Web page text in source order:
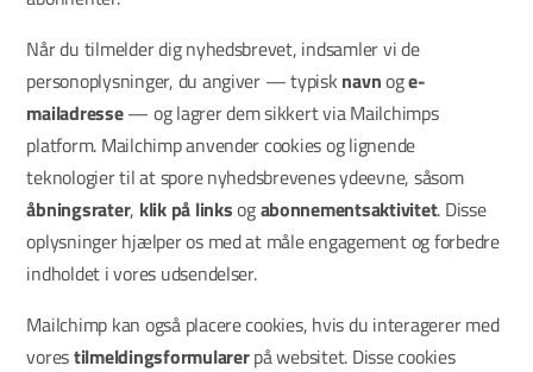
Når du tilmelder dig nyhedsbrevet, indsamler vi de
personoplysninger, du angiver — typisk navnoge-
mailadresse— og lagrer dem sikkert via Mailchimps
platform. Mailchimp anvender cookies og lignende
teknologier til at spore nyhedsbrevenes ydeevne, såsom
åbningsrater, klik på linksogabonnementsaktivitet. Disse
oplysninger hjælper os med at måle engagement og forbedre
indholdet i vores udsendelser.
Mailchimp kan også placere cookies, hvis du interagerer med
vorestilmeldingsformularerpå websitet. Disse cookies